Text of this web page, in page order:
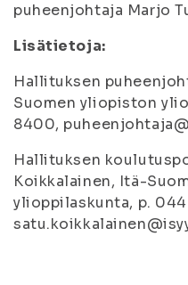
puheenjohtaja Marjo
Lisätietoja:
Hallituksen
Suomen yliopiston
8400,
Hallituksen
Koikkalainen, Itä-
ylioppilaskunta, p.